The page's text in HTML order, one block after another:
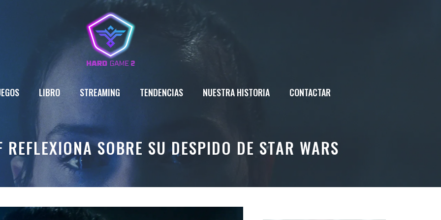
LIBRO STREAMING TENDENCIAS NUESTRA HISTORIA CONTACTAR
SOBRE SU DESPIDO DE STAR WARS